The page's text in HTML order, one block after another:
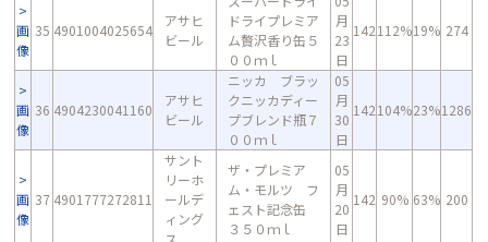
画
像
35 4901004025654
アサヒ
ビール
ドライプレミア
ム贅沢香り缶５
００ｍｌ
月
23
日
142112%19% 274
画
像
36 4904230041160
アサヒ
ビール
ニッカ ブラッ
クニッカディー
プブレンド瓶７
００ｍｌ
05
月
30
日
142104%23%1286
画
像
37 4901777272811
サント
リーホ
ールデ
ィング
ス
ザ・プレミア
ム・モルツ フ
ェスト記念缶
３５０ｍｌ
05
月
20
日
142 90% 63% 200